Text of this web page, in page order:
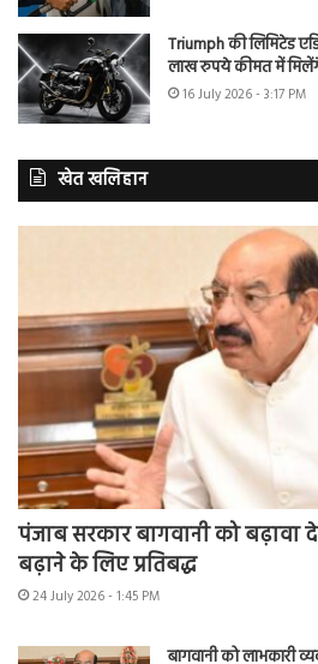
Triumph की लिमिटेड
लाख रुपये कीमत में मिलेंगे
16 July 2026 - 3:17 PM
खेत खलिहान
पंजाब सरकार बागवानी को
बढ़ाने के लिए प्रतिबद्ध
24 July 2026 - 1:45 PM
बागवानी को लाभकारी